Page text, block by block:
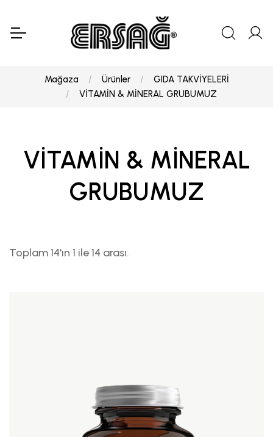
Mağaza Ürünler
GIDA TAKVİYELERİ
VİTAMİN & MİNERAL GRUBUMUZ
VİTAMİN & MİNERAL
GRUBUMUZ
Toplam 14'ın 1 ile 14 arası.